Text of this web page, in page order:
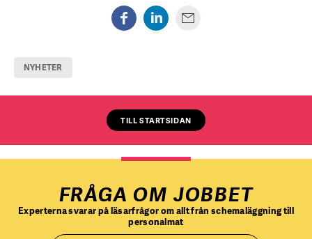
NYHETER
TILL STARTSIDAN
FRÅGA OM JOBBET
Experterna svarar på läsarfrågor om allt från schemaläggning till
personalmat